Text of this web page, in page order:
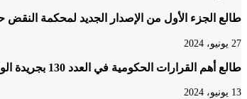
طالع الجزء الأول من الإصدار الجديد لمحكمة النقض
27 يونيو، 2024
طالع أهم القرارات الحكومية في العدد 130 بجريدة الوقائع المصرية
13 يونيو، 2024